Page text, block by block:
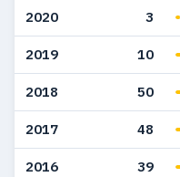
2020 3
2019 10
2018 50
2017 48
2016 39